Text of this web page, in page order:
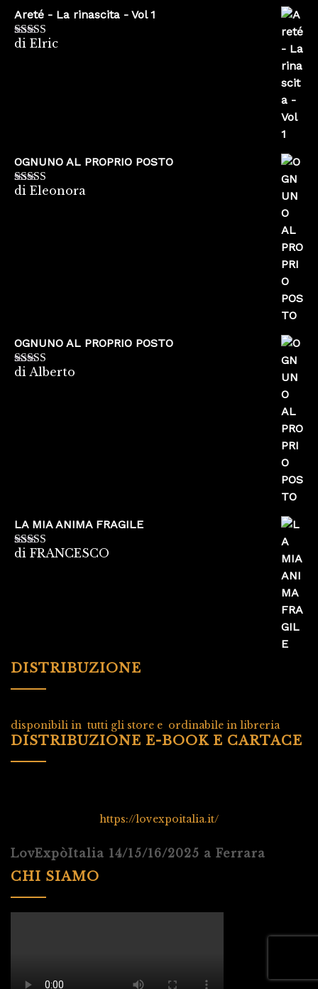
Areté - La rinascita - Vol 1
Valutato5
di Elric
OGNUNO AL PROPRIO POSTO
Valutato5su
di Eleonora
OGNUNO AL PROPRIO POSTO
Valutato5su
di Alberto
LA MIA ANIMA FRAGILE
Valutato5su
di FRANCESCO
DISTRIBUZIONE
disponibili in tutti gli store e ordinabile in libreria
DISTRIBUZIONE E-BOOK E CARTACE
https://lovexpoitalia.it/
LovExpòItalia 14/15/16/2025 a Ferrara
CHI SIAMO